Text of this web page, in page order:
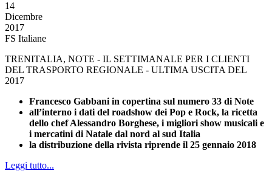
14
Dicembre
2017
FS Italiane
TRENITALIA, NOTE - IL SETTIMANALE PER I CLIENTI
DEL TRASPORTO REGIONALE - ULTIMA USCITA DEL
2017
Francesco Gabbani in copertina sul numero 33 di Note
all’interno i dati del roadshow dei Pop e Rock, la ricetta
dello chef Alessandro Borghese, i migliori show musicali e
i mercatini di Natale dal nord al sud Italia
la distribuzione della rivista riprende il 25 gennaio 2018
Leggi tutto...